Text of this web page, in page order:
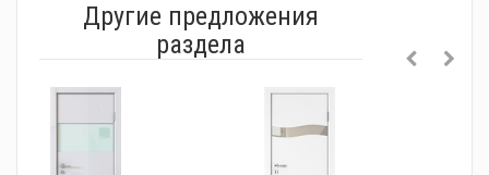
Другие предложения
раздела